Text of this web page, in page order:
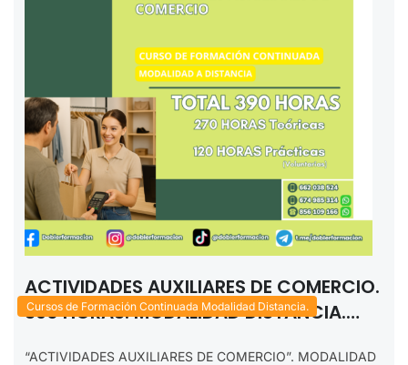
Cursos de Formación Continuada Modalidad Distancia.
ACTIVIDADES AUXILIARES DE COMERCIO.
390 HORAS. MODALIDAD DISTANCIA.
“ACTIVIDADES AUXILIARES DE COMERCIO”. MODALIDAD